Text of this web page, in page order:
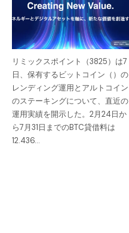
リミックスポイント（3825）は7
日、保有するビットコイン（）の
レンディング運用とアルトコイン
のステーキングについて、直近の
運用実績を開示した。2月24日か
ら7月31日までのBTC貸借料は
12.436…